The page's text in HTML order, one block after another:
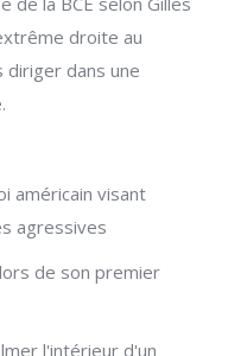
droite au
dans une
américain visant
agressives
de son premier
l'intérieur d'un